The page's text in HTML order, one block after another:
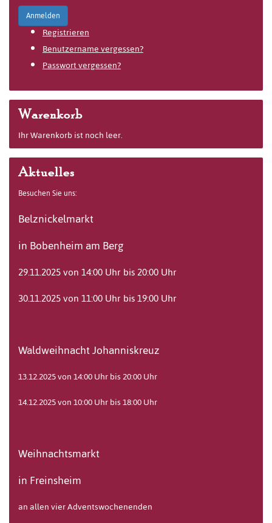
Anmelden
Registrieren
Benutzername vergessen?
Passwort vergessen?
Warenkorb
Ihr Warenkorb ist noch leer.
Aktuelles
Besuchen Sie uns:
Belznickelmarkt
in Bobenheim am Berg
29.11.2025 von 14:00 Uhr bis 20:00 Uhr
30.11.2025 von 11:00 Uhr bis 19:00 Uhr
Waldweihnacht Johanniskreuz
13.12.2025 von 14:00 Uhr bis 20:00 Uhr
14.12.2025 von 10:00 Uhr bis 18:00 Uhr
Weihnachtsmarkt
in Freinsheim
an allen vier Adventswochenenden